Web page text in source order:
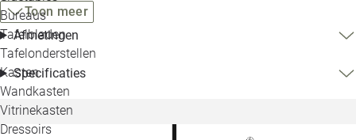
Bureaus
Tafelbladen
Tafelonderstellen
Kasten
Wandkasten
Vitrinekasten
Dressoirs
Alle
Toon meer
Afmetingen
Specificaties